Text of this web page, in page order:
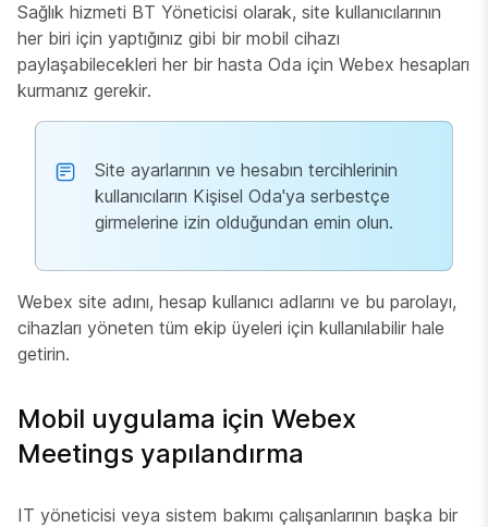
Sağlık hizmeti BT Yöneticisi olarak, site kullanıcılarının
her biri için yaptığınız gibi bir mobil cihazı
paylaşabilecekleri her bir hasta Oda için Webex hesapları
kurmanız gerekir.
Site ayarlarının ve hesabın tercihlerinin
kullanıcıların Kişisel Oda'ya serbestçe
girmelerine izin olduğundan emin olun.
Webex site adını, hesap kullanıcı adlarını ve bu parolayı,
cihazları yöneten tüm ekip üyeleri için kullanılabilir hale
getirin.
Mobil uygulama için Webex
Meetings yapılandırma
IT yöneticisi veya sistem bakımı çalışanlarının başka bir